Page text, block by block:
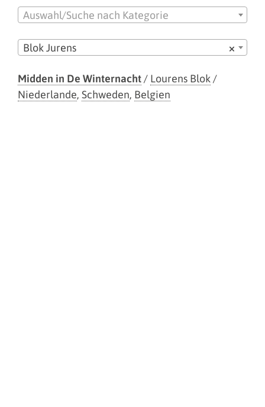
Auswahl/Suche nach Kategorie
×
Blok Jurens
Midden in De Winternacht/ Lourens Blok /
Niederlande, Schweden, Belgien